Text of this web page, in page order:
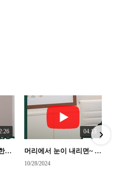
모발을 "득" 하기 원한다면! 왜 WT메소드 여야 하는가??!!
04:13
머리에서 눈이 내리면~ 싸래기 눈인지 함박눈인지 체크!!!
10/28/2024